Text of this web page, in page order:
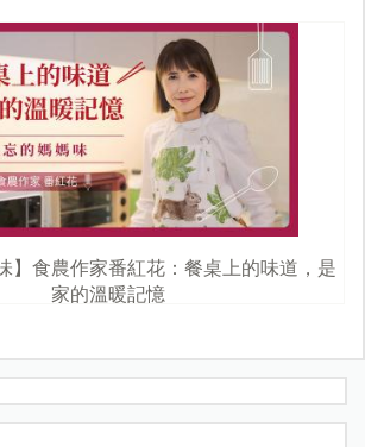
】食農作家番紅花：餐桌上的味道，是
家的溫暖記憶